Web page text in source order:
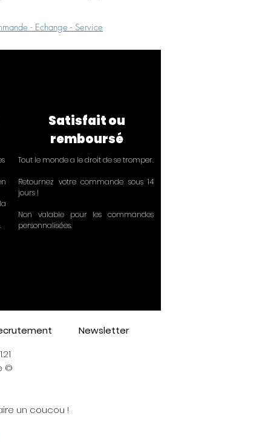
- Echange - Service
Satisfait ou
remboursé
Tout le monde a le droit de se tromper.
Retournez votre commande sous 14
jours !
Non valable pour les commandes
personnalisées.
Newsletter
©
un coucou !